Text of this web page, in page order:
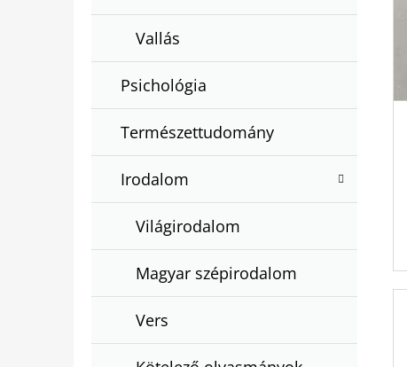
Vallás
Psichológia
Természettudomány
Irodalom
Világirodalom
Magyar szépirodalom
Vers